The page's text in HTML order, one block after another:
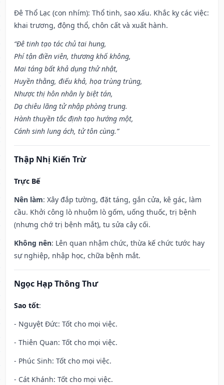
Đê Thổ Lạc (con nhím): Thổ tinh, sao xấu. Khắc kỵ các việc:
khai trương, động thổ, chôn cất và xuất hành.
“Đê tinh tạo tác chủ tai hung,
Phí tận điền viên, thương khố không,
Mai táng bất khả dụng thử nhật,
Huyền thằng, điếu khả, họa trùng trùng,
Nhược thị hôn nhân ly biệt tán,
Dạ chiêu lãng tử nhập phòng trung.
Hành thuyền tắc định tạo hướng một,
Cánh sinh lung ách, tử tôn cùng.”
Thập Nhị Kiến Trừ
Trực Bế
Nên làm: Xây đắp tường, đặt táng, gắn cửa, kê gác, làm
cầu. Khởi công lò nhuộm lò gốm, uống thuốc, trị bệnh
(nhưng chớ trị bệnh mắt), tu sửa cây cối.
Không nên: Lên quan nhậm chức, thừa kế chức tước hay
sự nghiệp, nhập học, chữa bệnh mắt.
Ngọc Hạp Thông Thư
Sao tốt:
- Nguyệt Đức: Tốt cho mọi việc.
- Thiên Quan: Tốt cho mọi việc.
- Phúc Sinh: Tốt cho mọi việc.
- Cát Khánh: Tốt cho mọi việc.